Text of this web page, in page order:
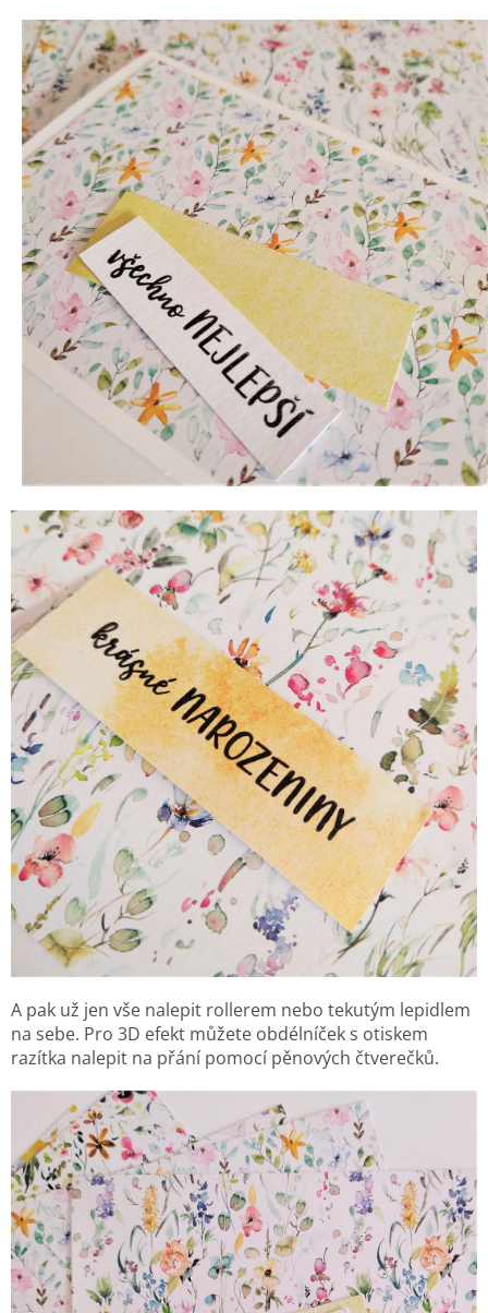
A pak už jen vše nalepit rollerem nebo tekutým lepidlem
na sebe. Pro 3D efekt můžete obdélníček s otiskem
razítka nalepit na přání pomocí pěnových čtverečků.